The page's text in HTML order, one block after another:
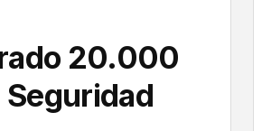
20.000